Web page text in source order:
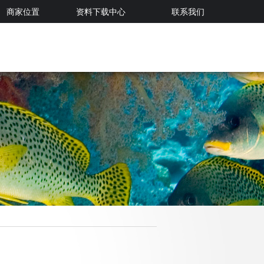
商家位置 资料下载中心 联系我们